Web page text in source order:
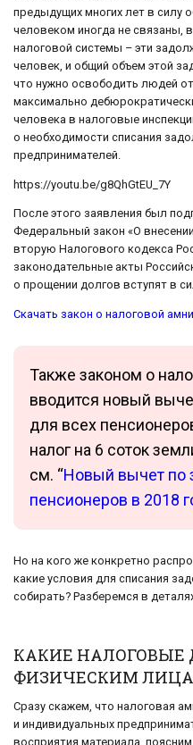
предыдущих многих лет в силу
человеком иногда не связаны,
налоговой системы – эти
человек, и общий объем этой
что нужно освободить людей
максимально
человека в налоговые
о необходимости списания
предпринимателей.
https://youtu.be/g8QhGtEU_7Y
После этого заявления был
Федеральный закон «О
вторую Налогового кодекса
законодательные акты
о прощении долгов вступят в
Скачать закон о налоговой
Также законом о
вводится новый
для всех
налог на 6 соток
см. “Новый вычет по
пенсионеров в 2018
Но на кого же конкретно
какие условия для списания
собирать? Разберемся в
КАКИЕ
ФИЗИЧЕСКИМ
Сразу скажем, что налоговая
и индивидуальных
восприятия материала,